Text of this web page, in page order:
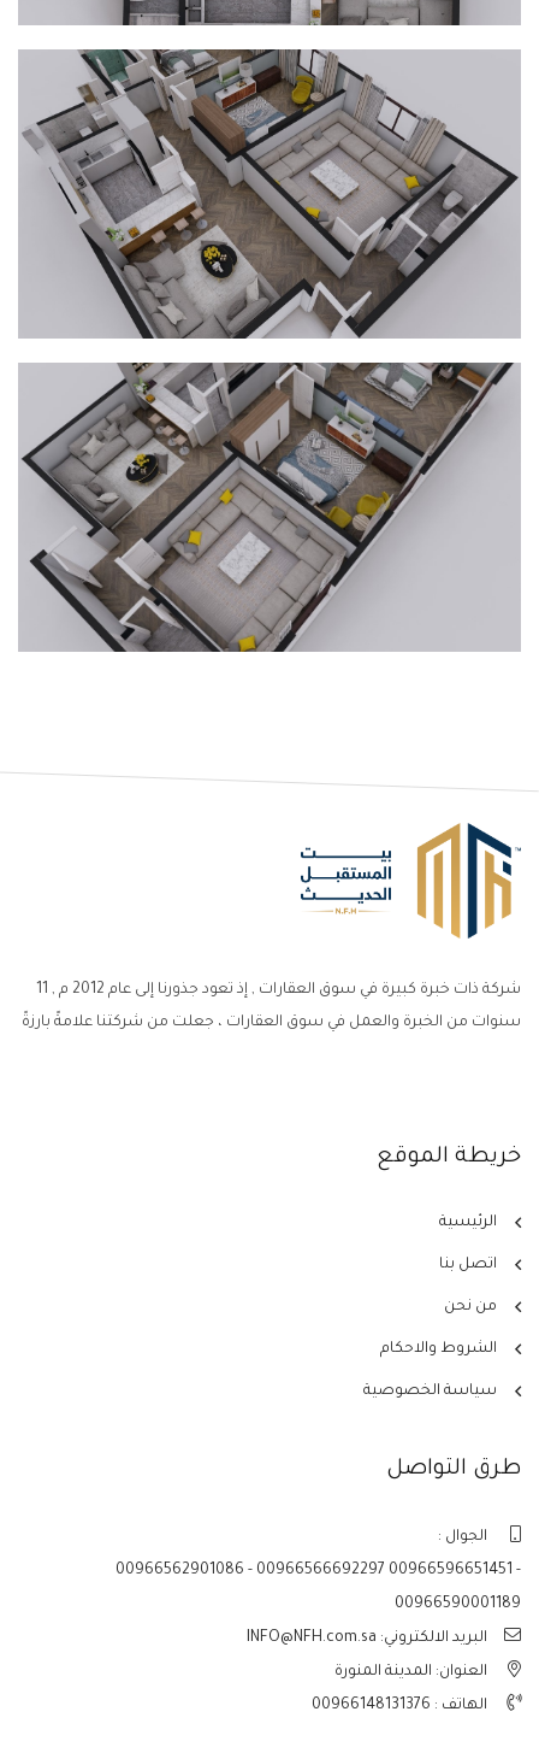
شركة ذات خبرة كبيرة في سوق العقارات , إذ تعود جذورنا إلى عام 2012 م , 11
سنوات من الخبرة والعمل في سوق العقارات ، جعلت من شركتنا علامةً بارزةً
خريطة الموقع
الرئيسية
اتصل بنا
من نحن
الشروط والاحكام
سياسة الخصوصية
طرق التواصل
الجوال :
00966562901086 - 00966566692297 00966596651451 -
00966590001189
البريد الالكتروني: INFO@NFH.com.sa
العنوان: المدينة المنورة
الهاتف : 00966148131376